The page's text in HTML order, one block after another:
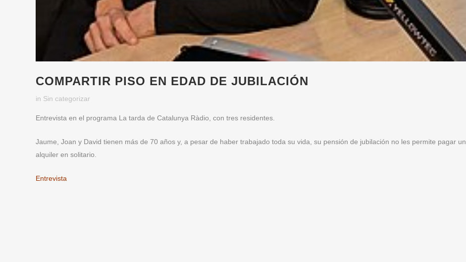
COMPARTIR PISO EN EDAD DE JUBILACIÓN
in Sin categorizar
Entrevista en el programa La tarda de Catalunya Ràdio, con tres residentes.
Jaume, Joan y David tienen más de 70 años y, a pesar de haber trabajado toda su vida, su pensión de jubilación no les permite pagar un
alquiler en solitario.
Entrevista